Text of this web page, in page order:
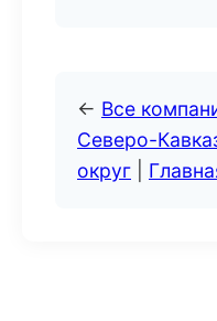
← Все
Северо-
округ